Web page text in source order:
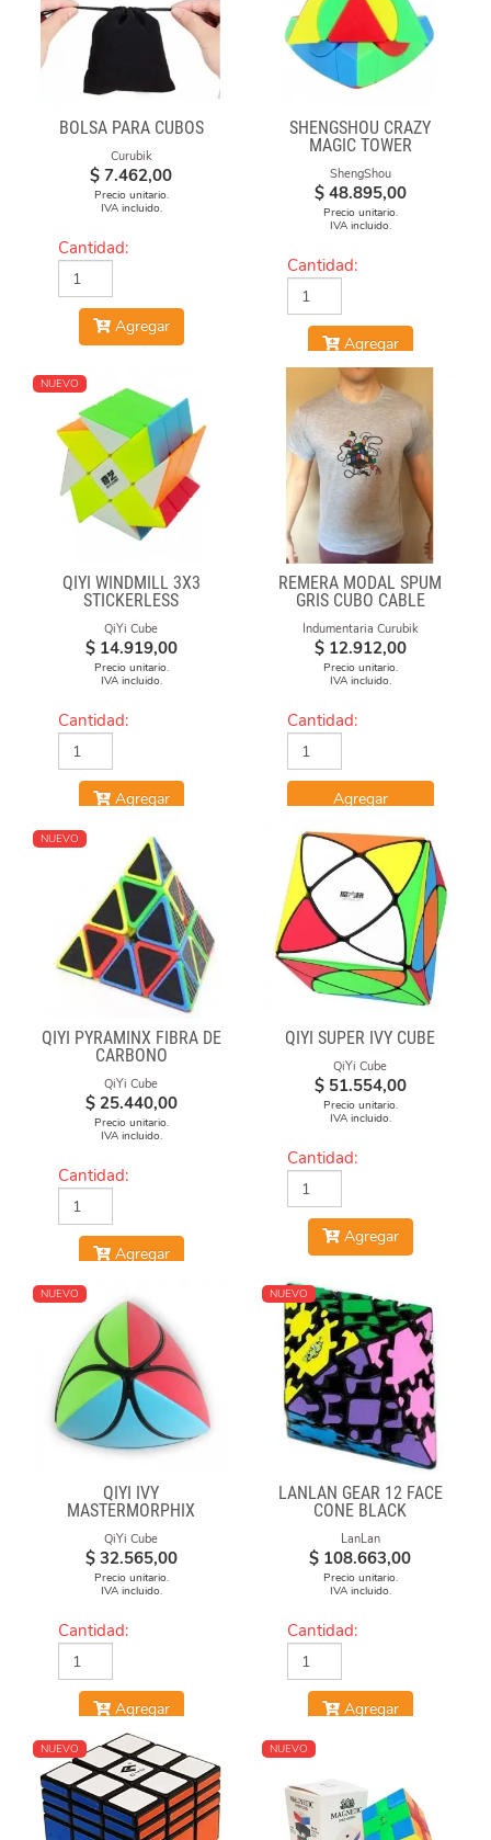
BOLSA PARA CUBOS
Curubik
$ 7.462,00
Precio unitario.
IVA incluido.
Cantidad:
Agregar
SHENGSHOU CRAZY
MAGIC TOWER
ShengShou
$ 48.895,00
Precio unitario.
IVA incluido.
Cantidad:
Agregar
NUEVO
QIYI WINDMILL 3X3
STICKERLESS
QiYi Cube
$ 14.919,00
Precio unitario.
IVA incluido.
Cantidad:
Agregar
REMERA MODAL SPUM
GRIS CUBO CABLE
Indumentaria Curubik
$ 12.912,00
Precio unitario.
IVA incluido.
Cantidad:
Agregar
NUEVO
QIYI PYRAMINX FIBRA DE
CARBONO
QiYi Cube
$ 25.440,00
Precio unitario.
IVA incluido.
Cantidad:
Agregar
QIYI SUPER IVY CUBE
QiYi Cube
$ 51.554,00
Precio unitario.
IVA incluido.
Cantidad:
Agregar
NUEVO
QIYI IVY
MASTERMORPHIX
QiYi Cube
$ 32.565,00
Precio unitario.
IVA incluido.
Cantidad:
Agregar
NUEVO
LANLAN GEAR 12 FACE
CONE BLACK
LanLan
$ 108.663,00
Precio unitario.
IVA incluido.
Cantidad:
Agregar
NUEVO NUEVO